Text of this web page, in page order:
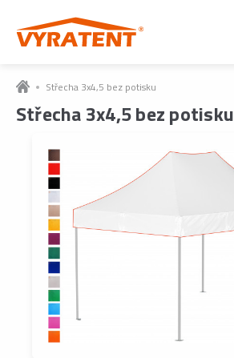
Střecha 3x4,5 bez potisku
Střecha 3x4,5 bez potisku